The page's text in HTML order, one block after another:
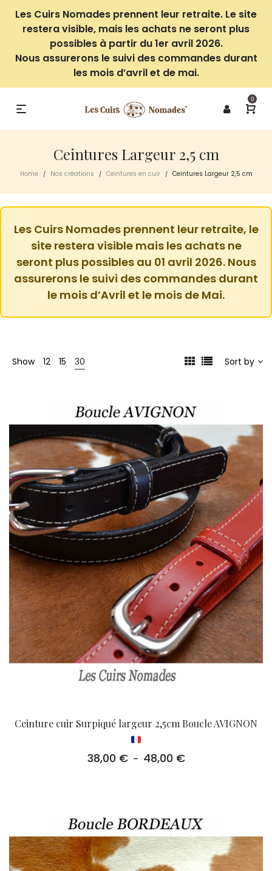
Les Cuirs Nomades prennent leur retraite. Le site
restera visible, mais les achats ne seront plus
possibles à partir du 1er avril 2026.
Nous assurerons le suivi des commandes durant
les mois d’avril et de mai.
0
Ceintures Largeur 2,5 cm
Home / Nos créations / Ceintures en cuir / Ceintures Largeur 2,5 cm
Les Cuirs Nomades prennent leur retraite, le
site restera visible mais les achats ne
seront plus possibles au 01 avril 2026. Nous
assurerons le suivi des commandes durant
le mois d’Avril et le mois de Mai.
Show 12 15 30 Sort by
Ceinture cuir Surpiqué largeur 2,5cm Boucle AVIGNON
38,00 € – 48,00 €Plage
48,00 €